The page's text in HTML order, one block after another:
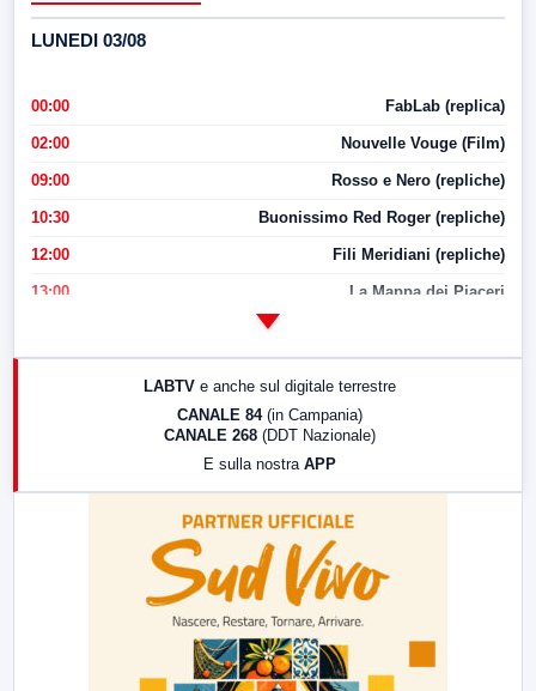
LUNEDI 03/08
00:00 FabLab (replica)
02:00 Nouvelle Vouge (Film)
09:00 Rosso e Nero (repliche)
10:30 Buonissimo Red Roger (repliche)
12:00 Fili Meridiani (repliche)
13:00 La Mappa dei Piaceri
LABTV e anche sul digitale terrestre
CANALE 84 (in Campania)
CANALE 268 (DDT Nazionale)
E sulla nostra APP